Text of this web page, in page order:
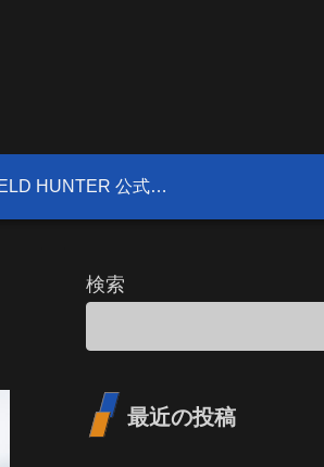
FIELD HUNTER 公式サイト
検索
最近の投稿